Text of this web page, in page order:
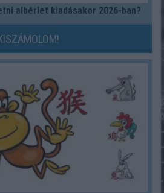
albérlet kiadásakor 2026-ban?